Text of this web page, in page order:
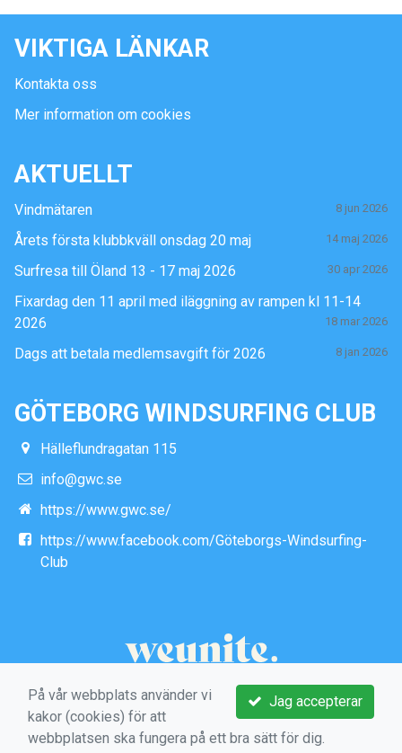
VIKTIGA LÄNKAR
Kontakta oss
Mer information om cookies
AKTUELLT
Vindmätaren 8 jun 2026
Årets första klubbkväll onsdag 20 maj 14 maj 2026
Surfresa till Öland 13 - 17 maj 2026 30 apr 2026
Fixardag den 11 april med iläggning av rampen kl 11-14
2026
18 mar 2026
Dags att betala medlemsavgift för 2026 8 jan 2026
GÖTEBORG WINDSURFING CLUB
Hälleflundragatan 115
info@gwc.se
https://www.gwc.se/
https://www.facebook.com/Göteborgs-Windsurfing-
Club
Jag accepterar
På vår webbplats använder vi
kakor (cookies) för att
webbplatsen ska fungera på ett bra sätt för dig.